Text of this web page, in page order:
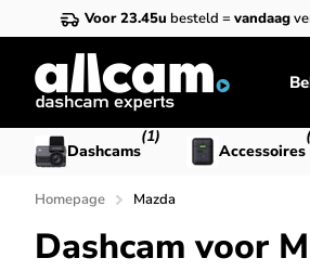
Voor 23.45u besteld = vandaag
Dashcams
(1)
Accessoires
Homepage Mazda
Dashcam voor